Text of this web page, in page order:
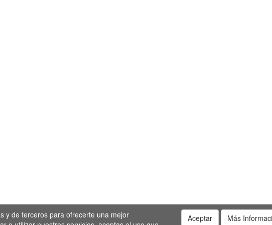
y de terceros para ofrecerte una mejor
Aceptar Más